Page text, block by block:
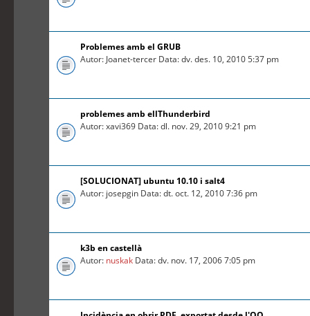
Problemes amb el GRUB
Autor: Joanet-tercer Data: dv. des. 10, 2010 5:37 pm
problemes amb ellThunderbird
Autor: xavi369 Data: dl. nov. 29, 2010 9:21 pm
[SOLUCIONAT] ubuntu 10.10 i salt4
Autor: josepgin Data: dt. oct. 12, 2010 7:36 pm
k3b en castellà
Autor: nuskak Data: dv. nov. 17, 2006 7:05 pm